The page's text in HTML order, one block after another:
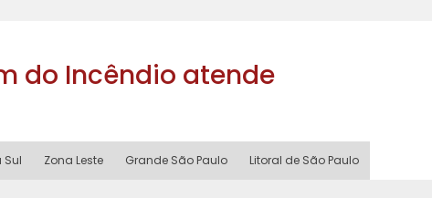
sem óleo
do Incêndio atende
Sul Zona Leste Grande São Paulo Litoral de São Paulo